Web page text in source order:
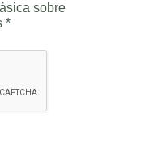
sobre
*